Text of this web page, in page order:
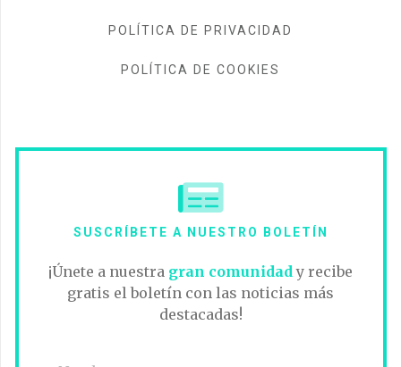
POLÍTICA DE PRIVACIDAD
POLÍTICA DE COOKIES
SUSCRÍBETE A NUESTRO BOLETÍN
¡Únete a nuestra gran comunidady recibe
gratis el boletín con las noticias más
destacadas!